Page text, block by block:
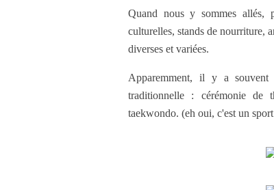
Quand nous y sommes allés,
culturelles, stands de nourriture,
diverses et variées.
Apparemment, il y a
traditionnelle : cérémonie de
taekwondo. (eh oui, c'est un